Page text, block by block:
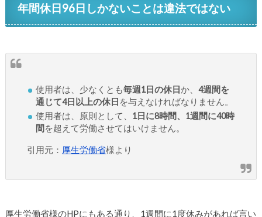
年間休日96日しかないことは違法ではない
使用者は、少なくとも毎週1日の休日 か、 4週間を
通じて4日以上の休日 を与えなければなりません。
使用者は、原則として、 1日に8時間、1週間に40時
間 を超えて労働させてはいけません。
引用元： 厚生労働省様より
厚生労働省様のHPにもある通り、1週間に1度休みがあれば言い